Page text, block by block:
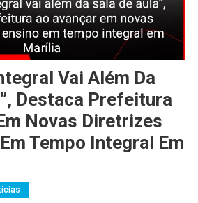
Vai Além Da
Destaca Prefeitura
Novas Diretrizes
Tempo Integral Em